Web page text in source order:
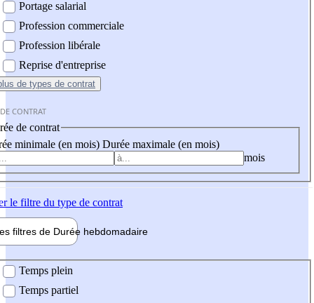
Portage salarial
Profession commerciale
Profession libérale
Reprise d'entreprise
de types de contrat
CONTRAT
de contrat
minimale (en mois) Durée maximale (en mois)
mois
le filtre du type de contrat
filtres de Durée hebdomadaire
Temps plein
Temps partiel